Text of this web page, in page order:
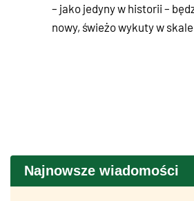
– jako jedyny w historii –
nowy, świeżo wykuty w
Najnowsze wiadomości